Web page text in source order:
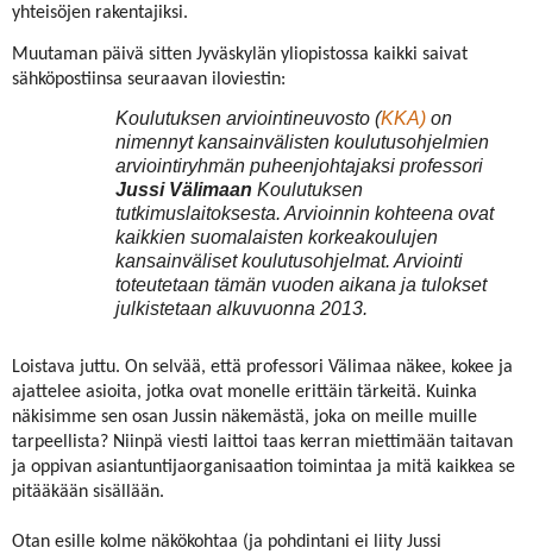
yhteisöjen rakentajiksi.
Muutaman päivä sitten Jyväskylän yliopistossa kaikki saivat
sähköpostiinsa seuraavan iloviestin:
Koulutuksen arviointineuvosto (KKA)on
nimennyt kansainvälisten koulutusohjelmien
arviointiryhmän puheenjohtajaksi professori
Jussi Välimaan Koulutuksen
tutkimuslaitoksesta. Arvioinnin kohteena ovat
kaikkien suomalaisten korkeakoulujen
kansainväliset koulutusohjelmat. Arviointi
toteutetaan tämän vuoden aikana ja tulokset
julkistetaan alkuvuonna 2013.
Loistava juttu. On selvää, että professori Välimaa näkee, kokee ja
ajattelee asioita, jotka ovat monelle erittäin tärkeitä. Kuinka
näkisimme sen osan Jussin näkemästä, joka on meille muille
tarpeellista? Niinpä viesti laittoi taas kerran miettimään taitavan
ja oppivan asiantuntijaorganisaation toimintaa ja mitä kaikkea se
pitääkään sisällään.
Otan esille kolme näkökohtaa (ja pohdintani ei liity Jussi